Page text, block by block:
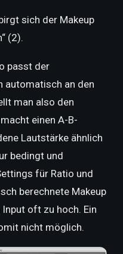
sich der Makeup
(2).
passt der
automatisch an den
man also den
einen A-B-
Lautstärke ähnlich
bedingt und
für Ratio und
berechnete Makeup
oft zu hoch. Ein
nicht möglich.